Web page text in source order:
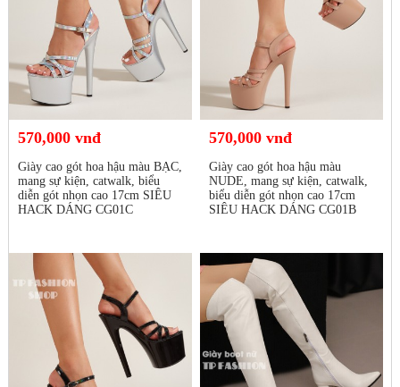
570,000 vnđ
Giày cao gót hoa hậu màu BẠC,
mang sự kiện, catwalk, biểu
diễn gót nhọn cao 17cm SIÊU
HACK DÁNG CG01C
570,000 vnđ
Giày cao gót hoa hậu màu
NUDE, mang sự kiện, catwalk,
biểu diễn gót nhọn cao 17cm
SIÊU HACK DÁNG CG01B